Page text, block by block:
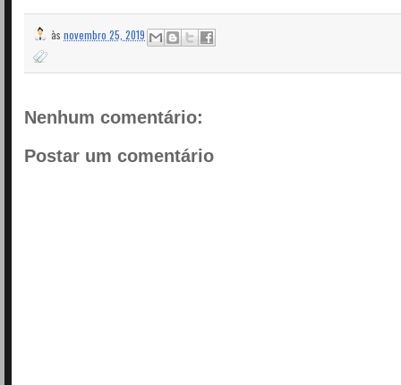
às novembro 25, 2019
Nenhum comentário:
Postar um comentário